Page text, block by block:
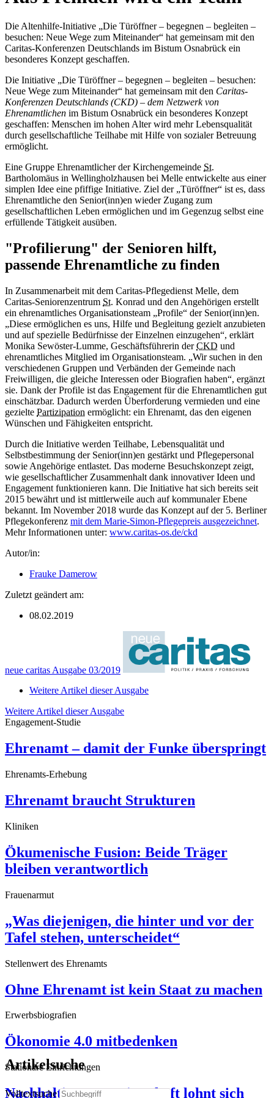
Die Altenhilfe-Initiative „Die Türöffner – begegnen – begleiten –
besuchen: Neue Wege zum Miteinander“ hat gemeinsam mit den
Caritas-Konferenzen Deutschlands im Bistum Osnabrück ein
besonderes Konzept geschaffen.
Die Initiative „Die Türöffner – begegnen – begleiten – besuchen:
Neue Wege zum Miteinander“ hat gemeinsam mit den Caritas-
Konferenzen Deutschlands (CKD) – dem Netzwerk von
Ehrenamtlichen im Bistum Osnabrück ein besonderes Konzept
geschaffen: Menschen im hohen Alter wird mehr Lebensqualität
durch gesellschaftliche Teilhabe mit Hilfe von sozialer Betreuung
ermöglicht.
Eine Gruppe Ehrenamtlicher der Kirchengemeinde St.
Bartholomäus in Wellingholzhausen bei Melle entwickelte aus einer
simplen Idee eine pfiffige Initiative. Ziel der „Türöffner“ ist es, dass
Ehrenamtliche den Senior(inn)en wieder Zugang zum
gesellschaftlichen Leben ermöglichen und im Gegenzug selbst eine
erfüllende Tätigkeit ausüben.
"Profilierung" der Senioren hilft,
passende Ehrenamtliche zu finden
In Zusammenarbeit mit dem Caritas-Pflegedienst Melle, dem
Caritas-Seniorenzentrum St. Konrad und den Angehörigen erstellt
ein ehrenamtliches Organisationsteam „Profile“ der Senior(inn)en.
„Diese ermöglichen es uns, Hilfe und Begleitung gezielt anzubieten
und auf spezielle Bedürfnisse der Einzelnen einzugehen“, erklärt
Monika Sewöster-Lumme, Geschäftsführerin derCKD und
ehrenamtliches Mitglied im Organisationsteam. „Wir suchen in den
verschiedenen Gruppen und Verbänden der Gemeinde nach
Freiwilligen, die gleiche Interessen oder Biografien haben“, ergänzt
sie. Dank der Profile ist das Engagement für die Ehrenamtlichen gut
einschätzbar. Dadurch werden Überforderung vermieden und eine
gezielte Partizipation ermöglicht: ein Ehrenamt, das den eigenen
Wünschen und Fähigkeiten entspricht.
Durch die Initiative werden Teilhabe, Lebensqualität und
Selbstbestimmung der Senior(inn)en gestärkt und Pflegepersonal
sowie Angehörige entlastet. Das moderne Besuchskonzept zeigt,
wie gesellschaftlicher Zusammenhalt dank innovativer Ideen und
Engagement funktionieren kann. Die Initiative hat sich bereits seit
2015 bewährt und ist mittlerweile auch auf kommunaler Ebene
bekannt. Im November 2018 wurde das Konzept auf der 5. Berliner
Pflegekonferenz mit dem Marie-Simon-Pflegepreis ausgezeichnet.
Mehr Informationen unter: www.caritas-os.de/ckd
Autor/in:
Frauke Damerow
Zuletzt geändert am:
08.02.2019
neue caritas Ausgabe 03/2019
Weitere Artikel dieser Ausgabe
Weitere Artikel dieser Ausgabe
Engagement-Studie
Ehrenamt – damit der Funke überspringt
Ehrenamts-Erhebung
Ehrenamt braucht Strukturen
Kliniken
Ökumenische Fusion: Beide Träger
bleiben verantwortlich
Frauenarmut
„Was diejenigen, die hinter und vor der
Tafel stehen, unterscheidet“
Stellenwert des Ehrenamts
Ohne Ehrenamt ist kein Staat zu machen
Erwerbsbiografien
Ökonomie 4.0 mitbedenken
Stationäre Einrichtungen
Nachhaltige Hauswirtschaft lohnt sich
Artikelsuche
Volltextsuche